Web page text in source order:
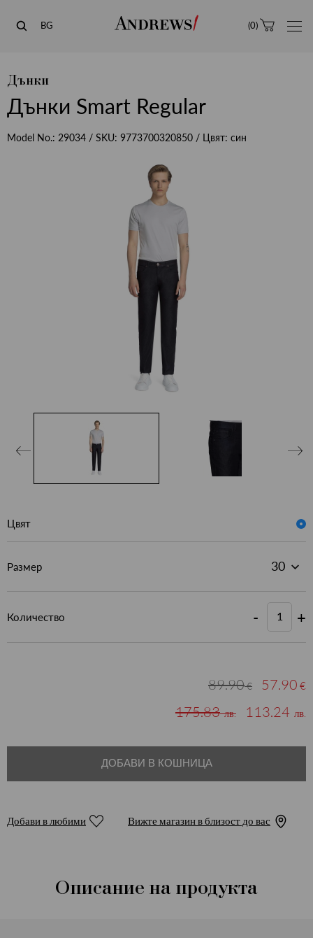
Andrews
BG (0)
Дънки
Дънки Smart Regular
Model No.: 29034 / SKU: 9773700320850 / Цвят: син
Цвят
Размер
Количество - +
89.90€ 57.90 €
175.83лв. 113.24 лв.
ДОБАВИ В КОШНИЦА
Добави в любими Вижте магазин в близост до вас
Описание на продукта